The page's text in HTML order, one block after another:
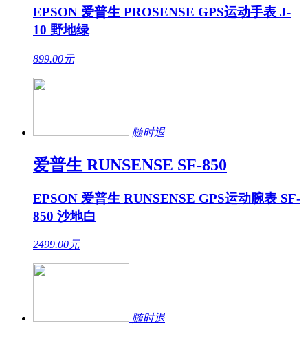
EPSON 爱普生 PROSENSE GPS运动手表 J-
10 野地绿
899.00元
随时退
爱普生 RUNSENSE SF-850
EPSON 爱普生 RUNSENSE GPS运动腕表 SF-
850 沙地白
2499.00元
随时退